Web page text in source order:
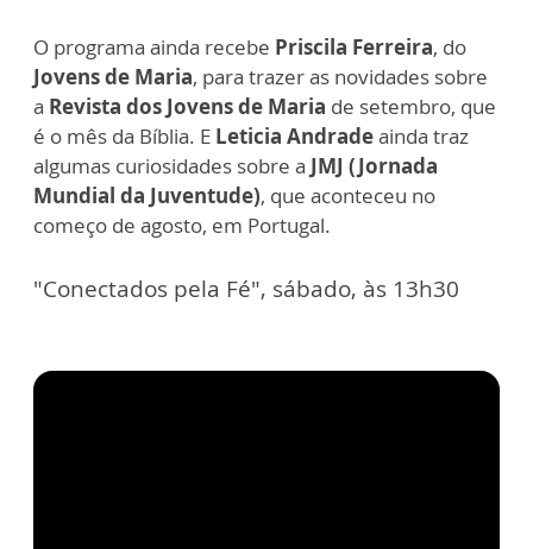
O programa ainda recebe Priscila Ferreira, do
Jovens de Maria, para trazer as novidades sobre
a Revista dos Jovens de Maria de setembro, que
é o mês da Bíblia. E Leticia Andradeainda traz
algumas curiosidades sobre a JMJ (Jornada
Mundial da Juventude), que aconteceu no
começo de agosto, em Portugal.
"Conectados pela Fé", sábado, às 13h30